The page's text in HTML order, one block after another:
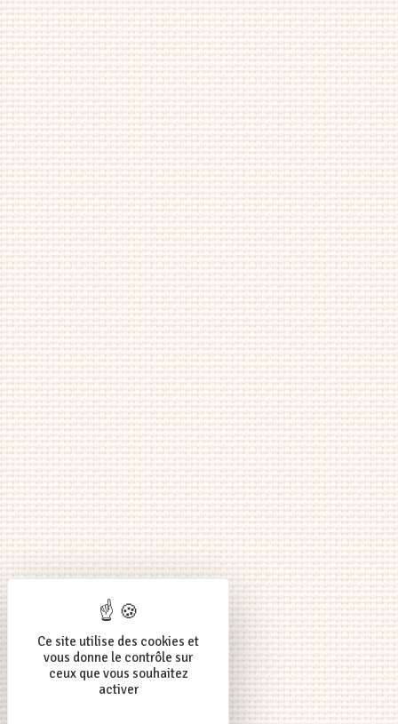
Ce site utilise des cookies et
vous donne le contrôle sur
ceux que vous souhaitez
activer